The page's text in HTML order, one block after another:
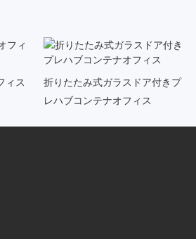
ィス
折りたたみ式ガラスドア付きプ
レハブコンテナオフィス